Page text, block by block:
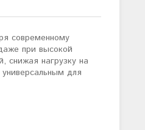
современному
при высокой
снижая нагрузку на
для